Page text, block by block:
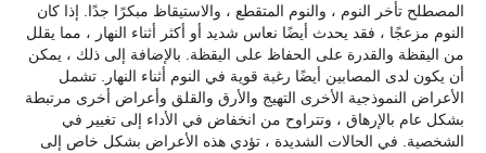
المصطلح تأخر النوم ، والنوم المتقطع ، والاستيقاظ مبكرًا جدًا. إذا كان
النوم مزعجًا ، فقد يحدث أيضًا نعاس شديد أو أكثر أثناء النهار ، مما يقلل
من اليقظة والقدرة على الحفاظ على اليقظة. بالإضافة إلى ذلك ، يمكن
أن يكون لدى المصابين أيضًا رغبة قوية في النوم أثناء النهار. تشمل
الأعراض النموذجية الأخرى التهيج والأرق والقلق وأعراض أخرى مرتبطة
بشكل عام بالإرهاق ، وتتراوح من انخفاض في الأداء إلى تغيير في
الشخصية. في الحالات الشديدة ، تؤدي هذه الأعراض بشكل خاص إلى